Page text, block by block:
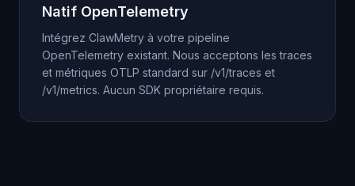
Natif OpenTelemetry
Intégrez ClawMetry à votre pipeline
OpenTelemetry existant. Nous acceptons les traces
et métriques OTLP standard sur /v1/traces et
/v1/metrics. Aucun SDK propriétaire requis.